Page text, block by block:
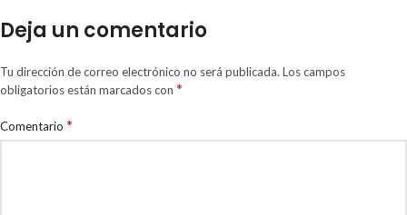
Deja un comentario
Tu dirección de correo electrónico no será publicada. Los campos
obligatorios están marcados con *
Comentario *